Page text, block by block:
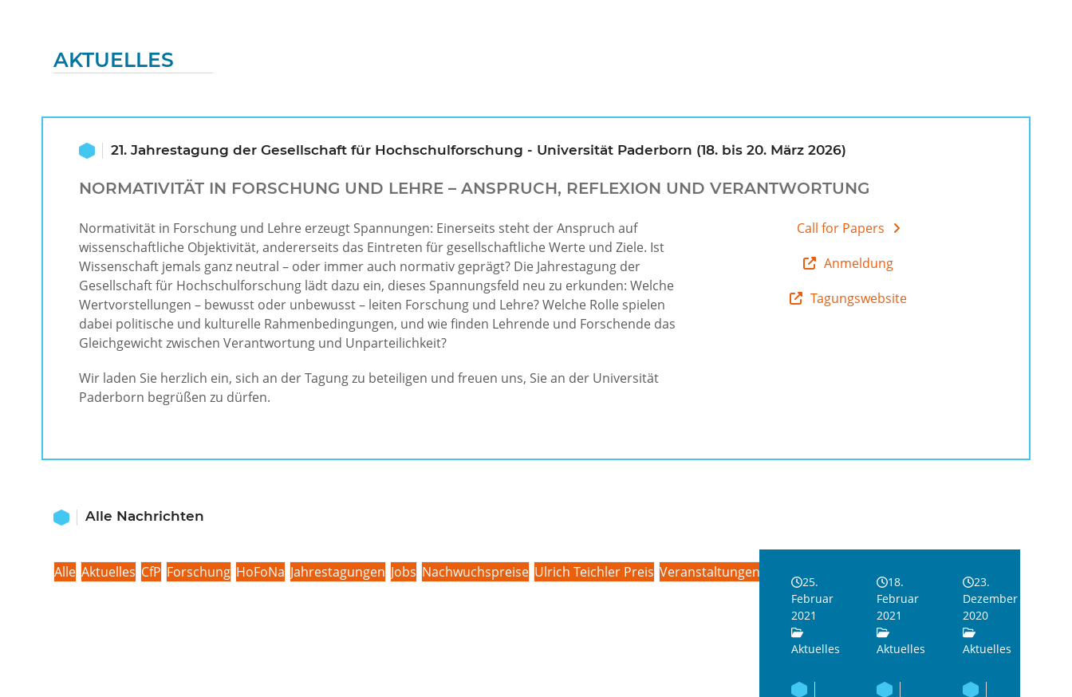
AKTUELLES
21. Jahrestagung der Gesellschaft für Hochschulforschung - Universität Paderborn (18. bis 20. März 2026)
NORMATIVITÄT IN FORSCHUNG UND LEHRE – ANSPRUCH, REFLEXION UND VERANTWORTUNG
Normativität in Forschung und Lehre erzeugt Spannungen: Einerseits steht der Anspruch auf
wissenschaftliche Objektivität, andererseits das Eintreten für gesellschaftliche Werte und Ziele. Ist
Wissenschaft jemals ganz neutral – oder immer auch normativ geprägt? Die Jahrestagung der
Gesellschaft für Hochschulforschung lädt dazu ein, dieses Spannungsfeld neu zu erkunden: Welche
Wertvorstellungen – bewusst oder unbewusst – leiten Forschung und Lehre? Welche Rolle spielen
dabei politische und kulturelle Rahmenbedingungen, und wie finden Lehrende und Forschende das
Gleichgewicht zwischen Verantwortung und Unparteilichkeit?
Wir laden Sie herzlich ein, sich an der Tagung zu beteiligen und freuen uns, Sie an der Universität
Paderborn begrüßen zu dürfen.
Call for Papers
Anmeldung
Tagungswebsite
Alle Nachrichten
Alle Aktuelles CfP Forschung HoFoNa Jahrestagungen Jobs Nachwuchspreise Ulrich Teichler Preis Veranstaltungen
25.
Februar
2021
Aktuelles
18.
Februar
2021
Aktuelles
23.
Dezember
2020
Aktuelles